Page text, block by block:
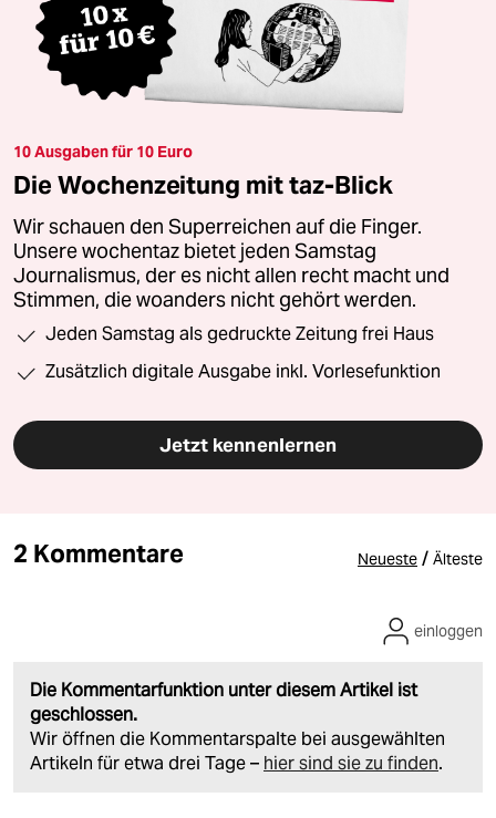
10 Ausgaben für 10 Euro
Die Wochenzeitung mit taz-Blick
Wir schauen den Superreichen auf die Finger.
Unsere wochentaz bietet jeden Samstag
Journalismus, der es nicht allen recht macht und
Stimmen, die woanders nicht gehört werden.
Jeden Samstag als gedruckte Zeitung frei Haus
Zusätzlich digitale Ausgabe inkl. Vorlesefunktion
Jetzt kennenlernen
2 Kommentare Neueste / Älteste
Die Kommentarfunktion unter diesem Artikel ist
geschlossen.
Wir öffnen die Kommentarspalte bei ausgewählten
Artikeln für etwa drei Tage – hier sind sie zu finden.
einloggen